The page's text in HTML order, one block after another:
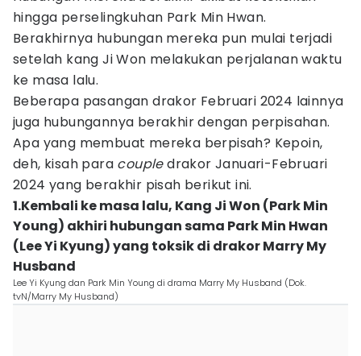
hingga perselingkuhan Park Min Hwan.
Berakhirnya hubungan mereka pun mulai terjadi
setelah kang Ji Won melakukan perjalanan waktu
ke masa lalu.
Beberapa pasangan drakor Februari 2024 lainnya
juga hubungannya berakhir dengan perpisahan.
Apa yang membuat mereka berpisah? Kepoin,
deh, kisah para coupledrakor Januari-Februari
2024 yang berakhir pisah berikut ini.
1.Kembali ke masa lalu, Kang Ji Won (Park Min
Young) akhiri hubungan sama Park Min Hwan
(Lee Yi Kyung) yang toksik di drakor Marry My
Husband
Lee Yi Kyung dan Park Min Young di drama Marry My Husband (Dok.
tvN/Marry My Husband)